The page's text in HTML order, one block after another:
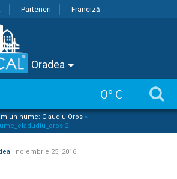
Parteneri Franciză
Oradea
0° C
un nume: Claudiu Oros »
2
| noiembrie 25, 2016